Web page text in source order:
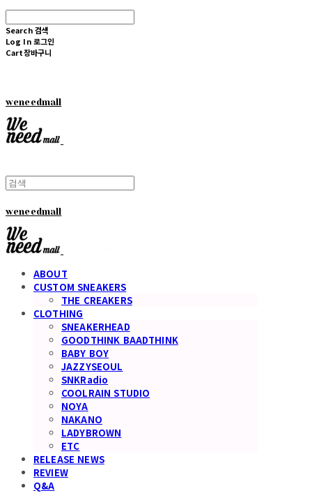
Search 검색
Log In 로그인
Cart장바구니
weneedmall
weneedmall
ABOUT
CUSTOM SNEAKERS
THE CREAKERS
CLOTHING
SNEAKERHEAD
GOODTHINK BAADTHINK
BABY BOY
JAZZYSEOUL
SNKRadio
COOLRAIN STUDIO
NOYA
NAKANO
LADYBROWN
ETC
RELEASE NEWS
REVIEW
Q&A